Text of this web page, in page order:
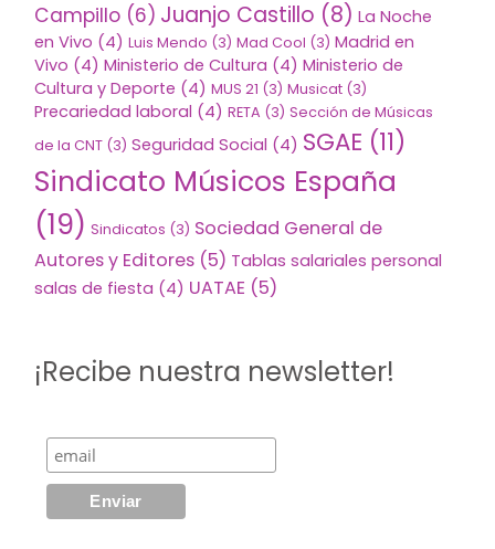
Campillo (6) Juanjo Castillo (8) La Noche
en Vivo (4) Luis Mendo (3) Mad Cool (3) Madrid en
Vivo (4) Ministerio de Cultura (4) Ministerio de
Cultura y Deporte (4) MUS 21 (3) Musicat (3)
Precariedad laboral (4) RETA (3) Sección de Músicas
de la CNT (3) Seguridad Social (4) SGAE (11)
Sindicato Músicos España
(19) Sindicatos (3) Sociedad General de
Autores y Editores (5) Tablas salariales personal
salas de fiesta (4) UATAE (5)
¡Recibe nuestra newsletter!